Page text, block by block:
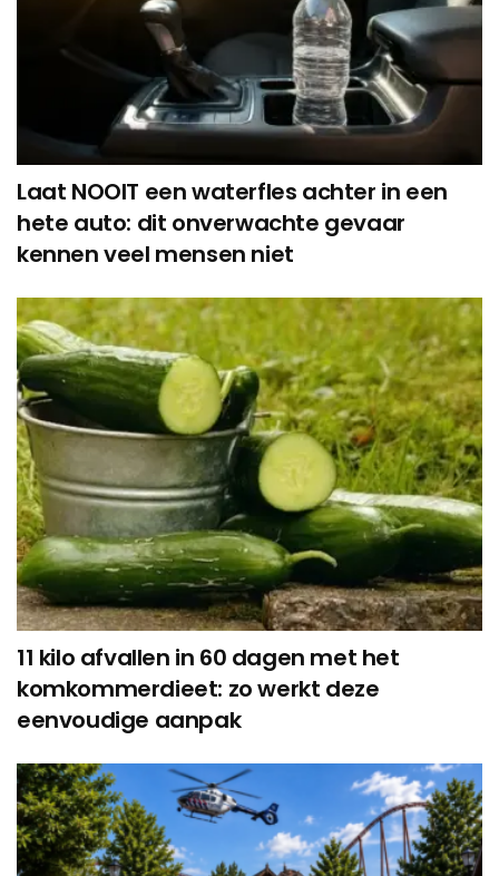
Laat NOOIT een waterfles achter in een
hete auto: dit onverwachte gevaar
kennen veel mensen niet
11 kilo afvallen in 60 dagen met het
komkommerdieet: zo werkt deze
eenvoudige aanpak